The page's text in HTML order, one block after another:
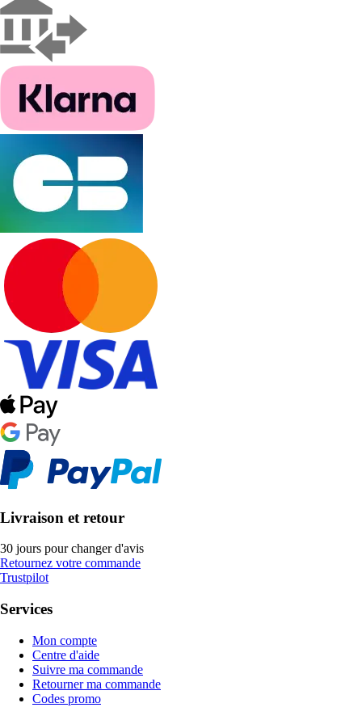
Livraison et retour
30 jours pour changer d'avis
Retournez votre commande
Trustpilot
Services
Mon compte
Centre d'aide
Suivre ma commande
Retourner ma commande
Codes promo